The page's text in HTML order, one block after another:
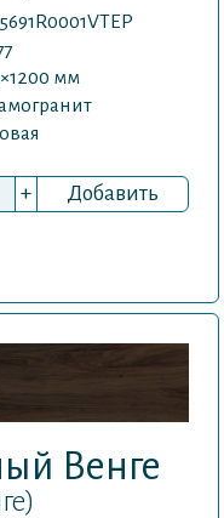
мм
+ Добавить
Венге